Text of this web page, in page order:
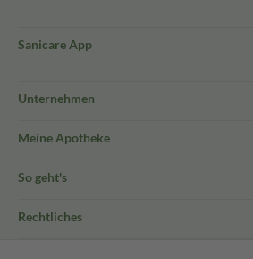
Sanicare App
Unternehmen
Meine Apotheke
So geht's
Rechtliches